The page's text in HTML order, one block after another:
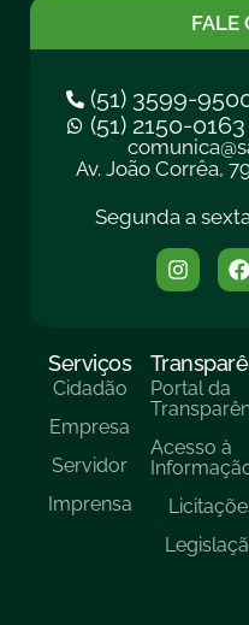
FALE
(51) 3599-
(51) 2150-0163
Av. João Corrêa,
Segunda a
Serviços
Cidadão
Empresa
Servidor
Imprensa
Portal da
Acesso à